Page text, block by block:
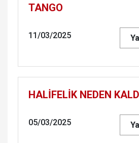
TANGO
11/03/2025
HALİFELİK NEDEN
05/03/2025